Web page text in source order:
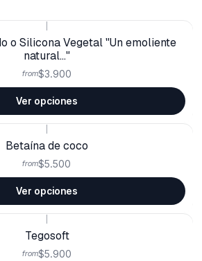
o Silicona Vegetal "Un emoliente
natural..."
from$3.900
Ver opciones
Betaína de coco
from$5.500
Ver opciones
Tegosoft
from$5.900